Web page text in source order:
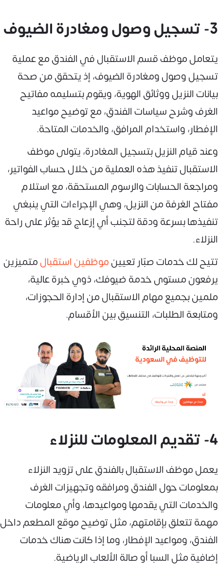
3- تسجيل وصول ومغادرة الضيوف
يتعامل موظف قسم الاستقبال في الفندق مع عملية
تسجيل وصول ومغادرة الضيوف، إذ يتحقق من صحة
بيانات النزيل ووثائق الهوية، ويقوم بتسليمه مفاتيح
الغرف وشرح سياسات الفندق، مع توضيح مواعيد
الإفطار، واستخدام المرافق، والخدمات المتاحة.
وعند قيام النزيل بتسجيل المغادرة، يتولى موظف
الاستقبال تنفيذ هذه العملية من خلال حساب الفواتير،
ومراجعة الحسابات والرسوم المستحقة، مع استلام
مفتاح الغرفة من النزيل، وهي الإجراءات التي ينبغي
تنفيذها بسرعة ودقة لتجنب أي إزعاج قد يؤثر على راحة
النزلاء.
تتيح لك خدمات صبّار تعيينموظفين استقبالمتميزين
يرفعون مستوى خدمة ضيوفك، ذوي خبرة عالية،
ملمين بجميع مهام الاستقبال من إدارة الحجوزات،
ومتابعة الطلبات، التنسيق بين الأقسام.
4- تقديم المعلومات للنزلاء
يعمل موظف الاستقبال بالفندق على تزويد النزلاء
بمعلومات حول الفندق ومرافقه وتجهيزات الغرف
والخدمات التي يقدمها ومواعيدها، وأي معلومات
مهمة تتعلق بإقامتهم، مثل توضيح موقع المطعم داخل
الفندق، ومواعيد الإفطار، وما إذا كانت هناك خدمات
إضافية مثل السبا أو صالة الألعاب الرياضية.